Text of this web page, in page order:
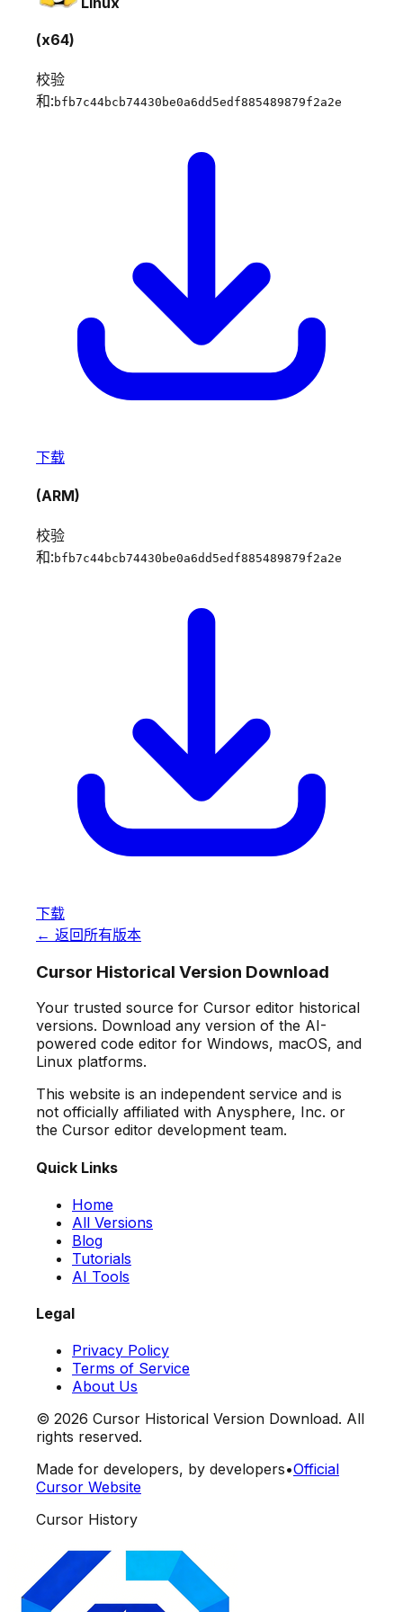
(x64)
校验
和: bfb7c44bcb74430be0a6dd5edf885489879f2a2e
下载
(ARM)
校验
和: bfb7c44bcb74430be0a6dd5edf885489879f2a2e
下载
← 返回所有版本
Cursor Historical Version Download
Your trusted source for Cursor editor historical
versions. Download any version of the AI-
powered code editor for Windows, macOS, and
Linux platforms.
This website is an independent service and is
not officially affiliated with Anysphere, Inc. or
the Cursor editor development team.
Quick Links
Home
All Versions
Blog
Tutorials
AI Tools
Legal
Privacy Policy
Terms of Service
About Us
© 2026 Cursor Historical Version Download. All
rights reserved.
Made for developers, by developers•Official
Cursor Website
Cursor History